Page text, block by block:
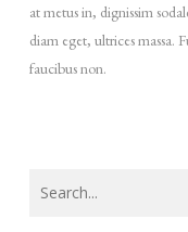
at metus in, dignissim
diam eget, ultrices massa.
faucibus non.